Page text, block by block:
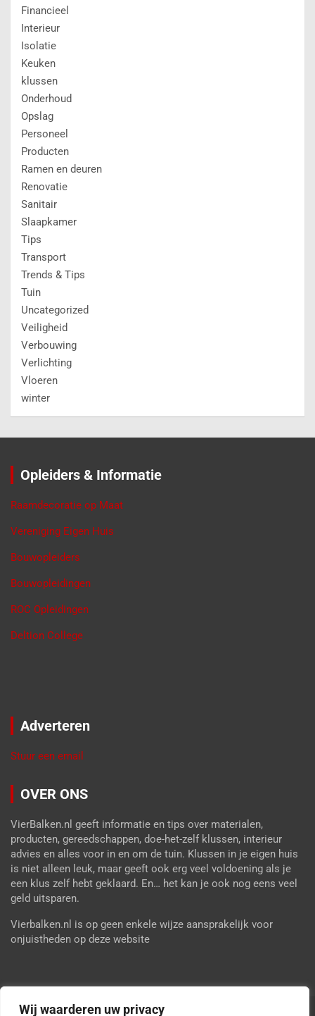
Wij waarderen uw privacy
Financieel
Interieur
Isolatie
Keuken
klussen
Onderhoud
Opslag
Personeel
Producten
Ramen en deuren
Renovatie
Sanitair
Slaapkamer
Tips
Transport
Trends & Tips
Tuin
Uncategorized
Veiligheid
Verbouwing
Verlichting
Vloeren
winter
Opleiders & Informatie
Raamdecoratie op Maat
Vereniging Eigen Huis
Bouwopleiders
Bouwopleidingen
ROC Opleidingen
Deltion College
Adverteren
Stuur een email
OVER ONS
VierBalken.nl geeft informatie en tips over materialen,
producten, gereedschappen, doe-het-zelf klussen, interieur
advies en alles voor in en om de tuin. Klussen in je eigen huis
is niet alleen leuk, maar geeft ook erg veel voldoening als je
een klus zelf hebt geklaard. En… het kan je ook nog eens veel
geld uitsparen.
Vierbalken.nl is op geen enkele wijze aansprakelijk voor
onjuistheden op deze website